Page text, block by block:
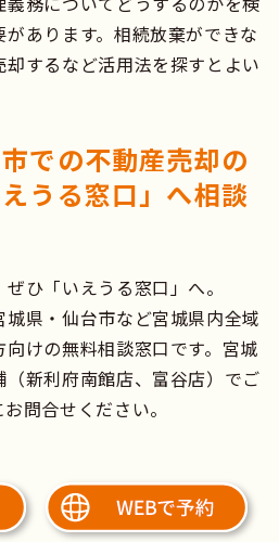
あります。相続放棄ができな
するなど活用法を探すとよい
での不動産売却の
うる窓口」へ相談
ひ「いえうる窓口」へ。
城県・仙台市など宮城県内全域
けの無料相談窓口です。宮城
新利府南館店、富谷店）でご
問合せください。